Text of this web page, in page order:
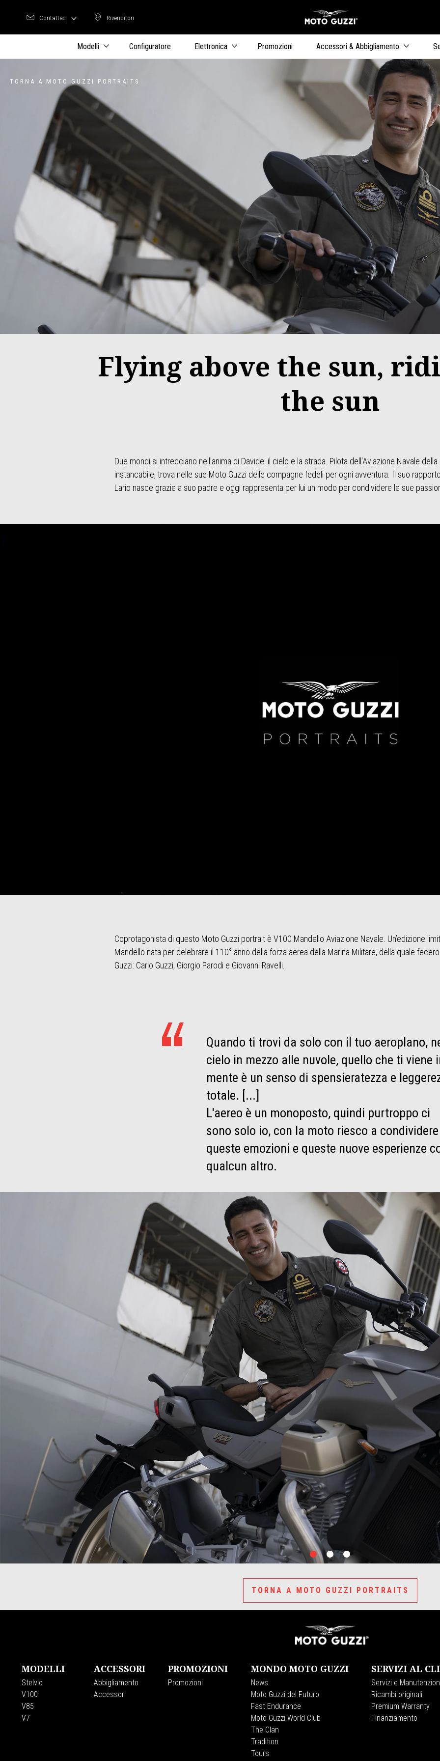
Rivenditori
Rivenditori
Contattaci
Modelli Configuratore Elettronica Promozioni Accessori & Abbigliamento
TORNA A MOTO GUZZI PORTRAITS
Flying above the sun,
the sun
Due mondi si intrecciano nell'anima di Davide: il cielo e la strada. Pilota dell'Aviazione Navale
instancabile, trova nelle sue Moto Guzzi delle compagne fedeli per ogni avventura. Il suo
Lario nasce grazie a suo padre e oggi rappresenta per lui un modo per condividere le sue
Item
Item
Coprotagonista di questo Moto Guzzi portrait è V100 Mandello Aviazione Navale. Un’edizione
Mandello nata per celebrare il 110° anno della forza aerea della Marina Militare, della quale
Guzzi: Carlo Guzzi, Giorgio Parodi e Giovanni Ravelli.
Quando ti trovi da solo con il tuo aeroplano,
cielo in mezzo alle nuvole, quello che ti viene
mente è un senso di spensieratezza e
totale. [...]
L'aereo è un monoposto, quindi purtroppo ci
sono solo io, con la moto riesco a condividere
queste emozioni e queste nuove esperienze
qualcun altro.
item
item
1
2
Item
Item
TORNA A MOTO GUZZI PORTRAITS
MODELLI
Stelvio
V100
V85
V7
ACCESSORI
Abbigliamento
Accessori
PROMOZIONI
Promozioni
MONDO MOTO GUZZI
News
Moto Guzzi del Futuro
Fast Endurance
Moto Guzzi World Club
The Clan
Tradition
Tours
SERVIZI AL
Servizi e
Ricambi originali
Premium Warranty
Finanziamento